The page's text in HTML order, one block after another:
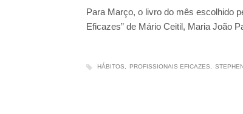
Para Março, o livro do mês escolhido
Eficazes” de Mário Ceitil, Maria João
HÁBITOS PROFISSIONAIS EFICAZES